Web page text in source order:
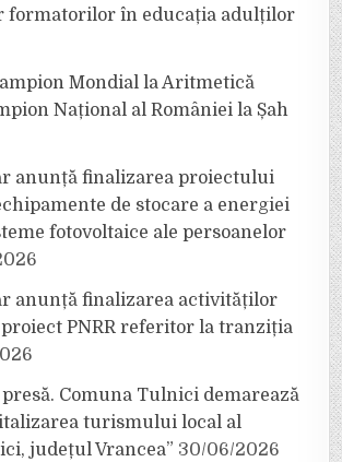
formatorilor în educația adulților
Mondial la Aritmetică
Național al României la Șah
anunță finalizarea proiectului
de stocare a energiei
fotovoltaice ale persoanelor
anunță finalizarea activităților
PNRR referitor la tranziția
Comuna Tulnici demarează
turismului local al
județul Vrancea” 30/06/2026